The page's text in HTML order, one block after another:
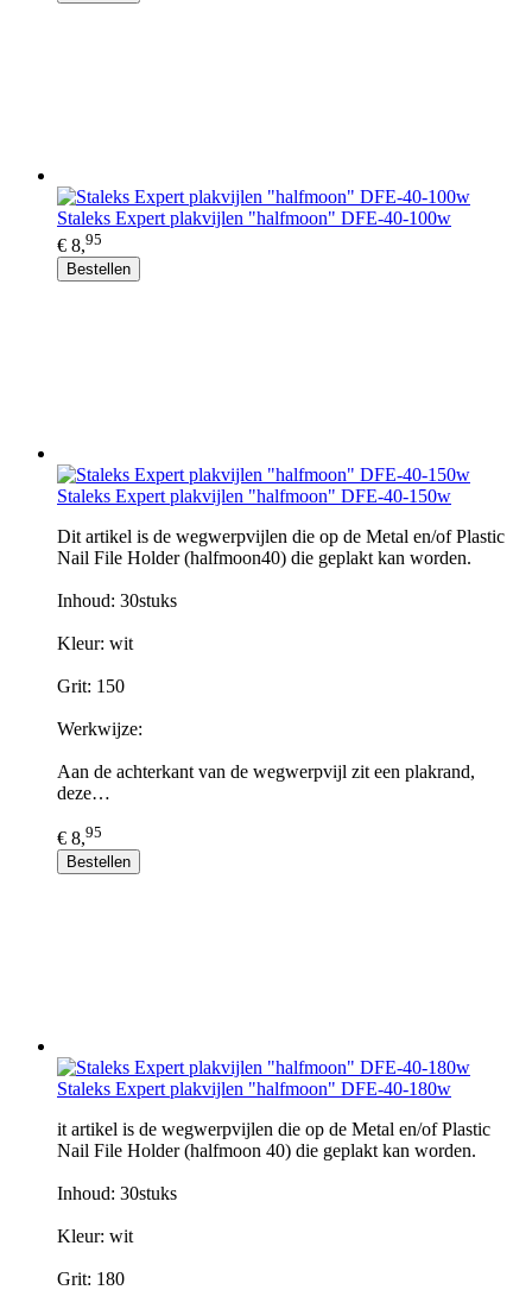
Staleks Expert plakvijlen "halfmoon" DFE-40-100w
€ 8,95
Bestellen
Staleks Expert plakvijlen "halfmoon" DFE-40-150w
Dit artikel is de wegwerpvijlen die op de Metal en/of Plastic
Nail File Holder (halfmoon40) die geplakt kan worden.
Inhoud: 30stuks
Kleur: wit
Grit: 150
Werkwijze:
Aan de achterkant van de wegwerpvijl zit een plakrand,
deze…
€ 8,95
Bestellen
Staleks Expert plakvijlen "halfmoon" DFE-40-180w
it artikel is de wegwerpvijlen die op de Metal en/of Plastic
Nail File Holder (halfmoon 40) die geplakt kan worden.
Inhoud: 30stuks
Kleur: wit
Grit: 180